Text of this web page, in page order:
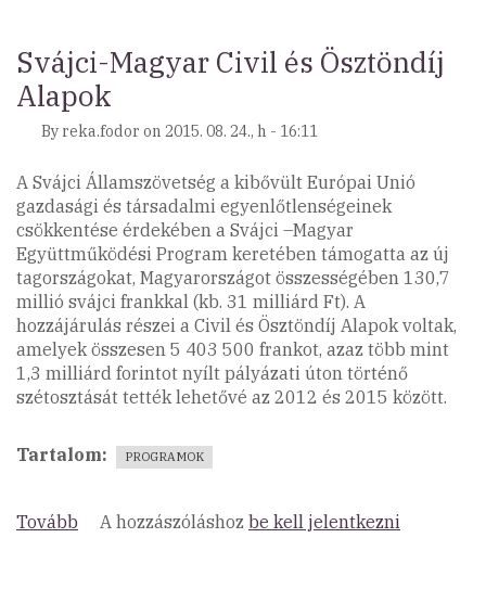
működéséről)
Svájci-Magyar Civil és Ösztöndíj
Alapok
Byreka.fodor on 2015. 08. 24., h - 16:11
A Svájci Államszövetség a kibővült Európai Unió
gazdasági és társadalmi egyenlőtlenségeinek
csökkentése érdekében a Svájci –Magyar
Együttműködési Program keretében támogatta az új
tagországokat, Magyarországot összességében 130,7
millió svájci frankkal (kb. 31 milliárd Ft). A
hozzájárulás részei a Civil és Ösztöndíj Alapok voltak,
amelyek összesen 5 403 500 frankot, azaz több mint
1,3 milliárd forintot nyílt pályázati úton történő
szétosztását tették lehetővé az 2012 és 2015 között.
Tartalom PROGRAMOK
Tovább (Svájci-
A hozzászóláshoz be kell jelentkezni